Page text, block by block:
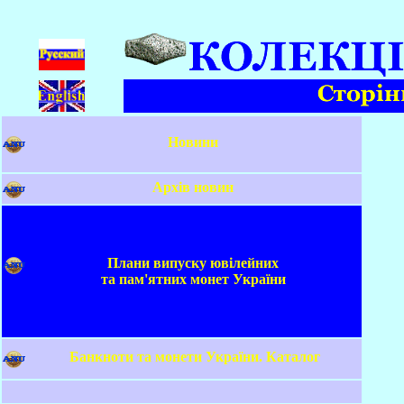
Новини
Архів новин
Плани випуску ювілейних
та пам'ятних монет України
Банкноти та монети України. Каталог